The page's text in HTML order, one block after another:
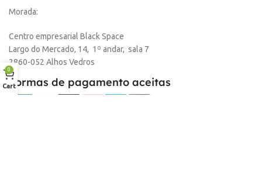
Morada:
Centro empresarial Black Space
Largo do Mercado, 14, 1º andar, sala 7
2860-052 Alhos Vedros
Formas de pagamento aceitas
0
Cart